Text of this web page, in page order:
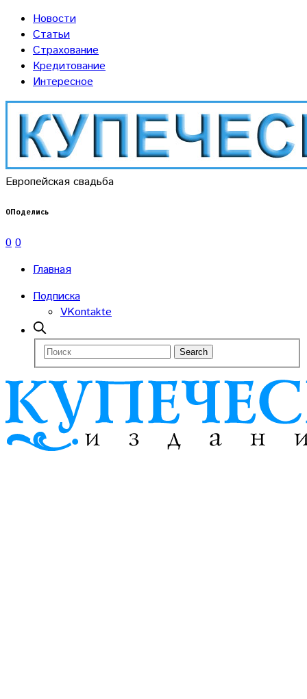
Новости
Статьи
Страхование
Кредитование
Интересное
Европейская свадьба
0Поделись
0 0
Главная
Подписка
VKontakte